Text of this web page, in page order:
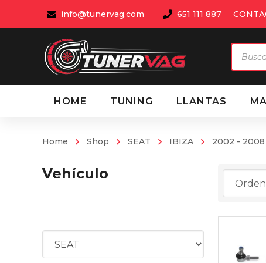
info@tunervag.com 651 111 887
de
HOME TUNING LLANTAS
Home Shop SEAT IBIZA 2002 -
Vehículo